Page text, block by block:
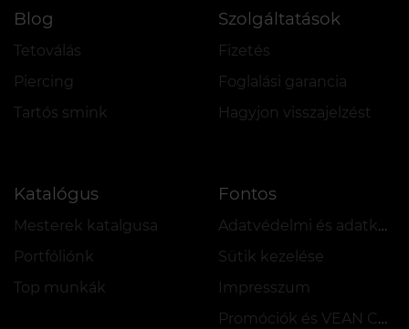
Blog
Tetoválás
Piercing
Tartós smink
Szolgáltatások
Fizetés
Foglalási garancia
Hagyjon visszajelzést
Katalógus
Mesterek katalgusa
Portfóliónk
Top munkák
Fontos
Adatvédelmi és adatkezelési szabályzat
Sütik kezelése
Impresszum
Promóciók és VEAN COINS szabályzata